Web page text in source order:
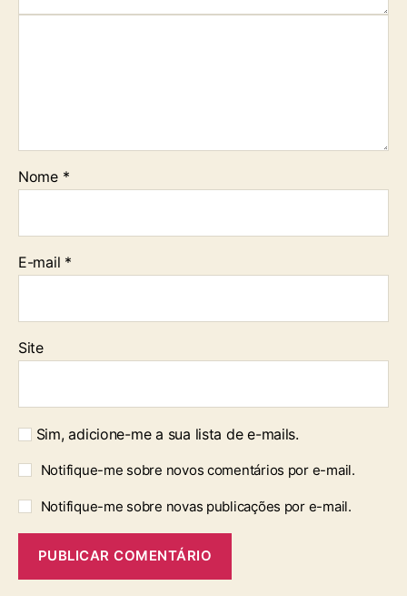
Nome *
E-mail *
Site
Sim, adicione-me a sua lista de e-mails.
Notifique-me sobre novos comentários por e-mail.
Notifique-me sobre novas publicações por e-mail.